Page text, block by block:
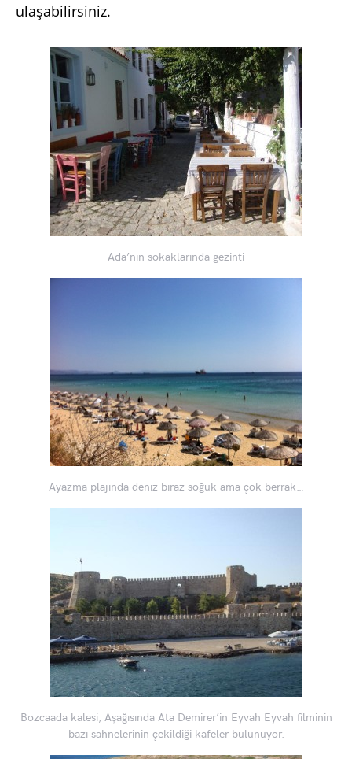
ulaşabilirsiniz.
Ada’nın sokaklarında gezinti
Ayazma plajında deniz biraz soğuk ama çok berrak…
Bozcaada kalesi, Aşağısında Ata Demirer’in Eyvah Eyvah filminin
bazı sahnelerinin çekildiği kafeler bulunuyor.